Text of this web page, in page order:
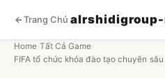
Trang Chủ
Home ›Tất Cả Game
FIFA tổ chức khóa đào tạo chuyên